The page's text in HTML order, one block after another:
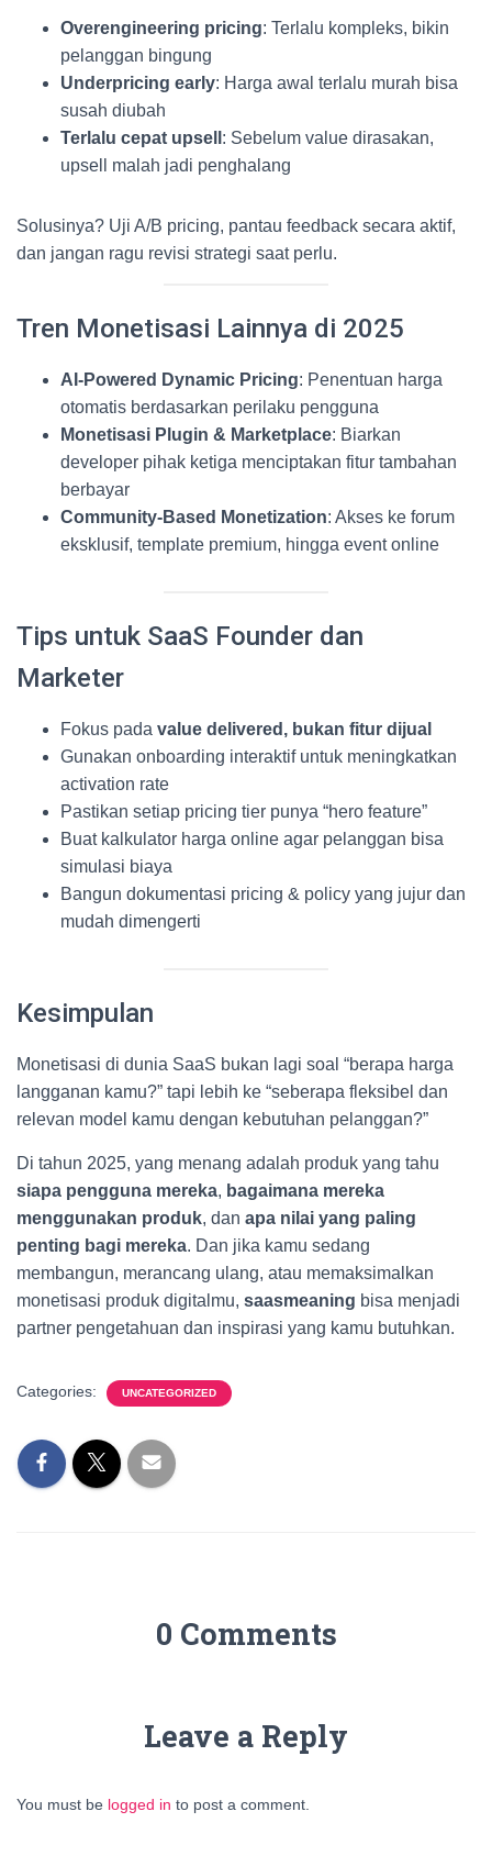
Overengineering pricing: Terlalu kompleks, bikin
pelanggan bingung
Underpricing early: Harga awal terlalu murah bisa
susah diubah
Terlalu cepat upsell : Sebelum value dirasakan,
upsell malah jadi penghalang
Solusinya? Uji A/B pricing, pantau feedback secara aktif,
dan jangan ragu revisi strategi saat perlu.
Tren Monetisasi Lainnya di 2025
AI-Powered Dynamic Pricing: Penentuan harga
otomatis berdasarkan perilaku pengguna
Monetisasi Plugin & Marketplace: Biarkan
developer pihak ketiga menciptakan fitur tambahan
berbayar
Community-Based Monetization: Akses ke forum
eksklusif, template premium, hingga event online
Tips untuk SaaS Founder dan
Marketer
Fokus pada value delivered, bukan fitur dijual
Gunakan onboarding interaktif untuk meningkatkan
activation rate
Pastikan setiap pricing tier punya “hero feature”
Buat kalkulator harga online agar pelanggan bisa
simulasi biaya
Bangun dokumentasi pricing & policy yang jujur dan
mudah dimengerti
Kesimpulan
Monetisasi di dunia SaaS bukan lagi soal “berapa harga
langganan kamu?” tapi lebih ke “seberapa fleksibel dan
relevan model kamu dengan kebutuhan pelanggan?”
Di tahun 2025, yang menang adalah produk yang tahu
siapa pengguna mereka, bagaimana mereka
menggunakan produk, dan apa nilai yang paling
penting bagi mereka. Dan jika kamu sedang
membangun, merancang ulang, atau memaksimalkan
monetisasi produk digitalmu, saasmeaning bisa menjadi
partner pengetahuan dan inspirasi yang kamu butuhkan.
Categories: UNCATEGORIZED
0 Comments
Leave a Reply
You must be logged in to post a comment.